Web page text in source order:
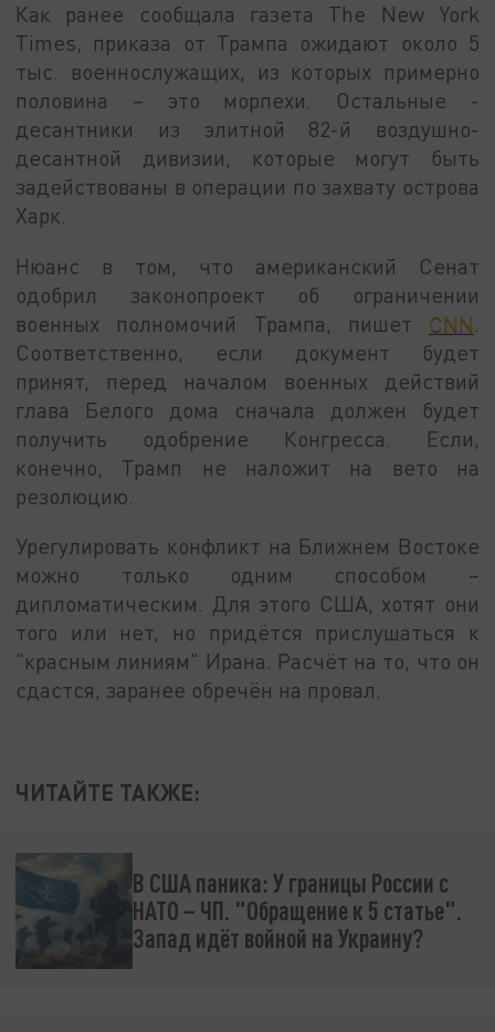
Как ранее сообщала газета The New York
Times, приказа от Трампа ожидают около 5
тыс. военнослужащих, из которых примерно
половина – это морпехи. Остальные -
десантники из элитной 82-й воздушно-
десантной дивизии, которые могут быть
задействованы в операции по захвату острова
Харк.
Нюанс в том, что американский Сенат
одобрил законопроект об ограничении
военных полномочий Трампа, пишет CNN
Соответственно, если документ будет
принят, перед началом военных действий
глава Белого дома сначала должен будет
получить одобрение Конгресса. Если,
конечно, Трамп не наложит на вето на
резолюцию.
Урегулировать конфликт на Ближнем Востоке
можно только одним способом –
дипломатическим. Для этого США, хотят они
того или нет, но придётся прислушаться к
"красным линиям" Ирана. Расчёт на то, что он
сдастся, заранее обречён на провал.
ЧИТАЙТЕ ТАКЖЕ:
В США паника: У границы России с
НАТО – ЧП. "Обращение к 5 статье".
Запад идёт войной на Украину?